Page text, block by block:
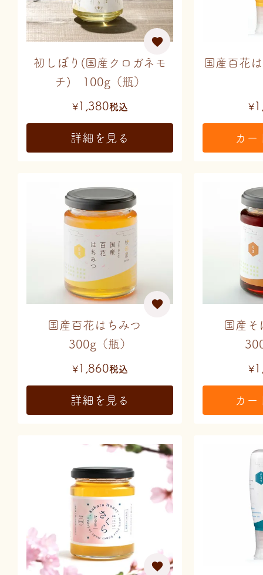
初しぼり(国産クロガネモ
チ) 100g（瓶）
¥1,380税込
詳細を見る
国産百花
¥
カー
国産百花はちみつ
300g（瓶）
¥1,860税込
詳細を見る
国産
¥
カー